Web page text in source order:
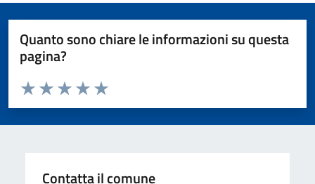
Quanto sono chiare le informazioni su questa
pagina?
Domanda
Valuta da 1 a 5 stelle la pagina
Valuta 5 stelle su 5
Valuta 4 stelle su 5
Valuta 3 stelle su 5
Valuta 2 stelle su 5
Valuta 1 stelle su 5
Contatta il comune